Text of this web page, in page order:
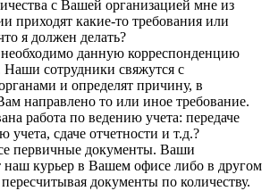
с Вашей организацией мне из
приходят какие-то требования или
я должен делать?
данную корреспонденцию
Наши сотрудники свяжутся с
и определят причину, в
направлено то или иное требование.
работа по ведению учета: передаче
учета, сдаче отчетности и т.д.?
первичные документы. Ваши
наш курьер в Вашем офисе либо в другом
документы по количеству.